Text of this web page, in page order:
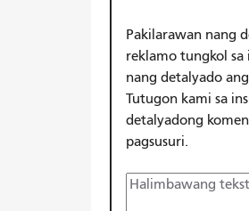
Pakilarawan nang
reklamo tungkol
nang detalyado
Tutugon kami sa
detalyadong
pagsusuri.